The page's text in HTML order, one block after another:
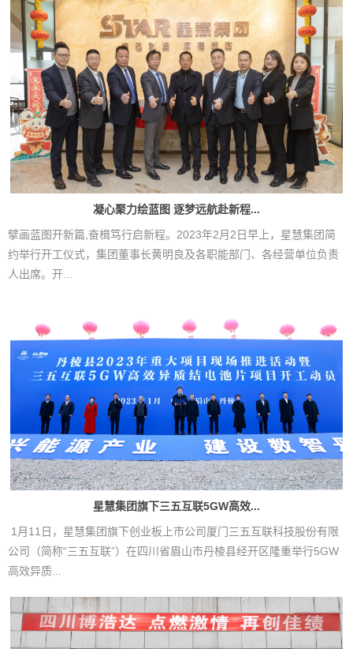
凝心聚力绘蓝图 逐梦远航赴新程...
擘画蓝图开新篇,奋楫笃行启新程。2023年2月2日早上，星慧集团简
约举行开工仪式，集团董事长黄明良及各职能部门、各经营单位负责
人出席。开...
星慧集团旗下三五互联5GW高效...
1月11日，星慧集团旗下创业板上市公司厦门三五互联科技股份有限
公司（简称“三五互联”）在四川省眉山市丹棱县经开区隆重举行5GW
高效异质...